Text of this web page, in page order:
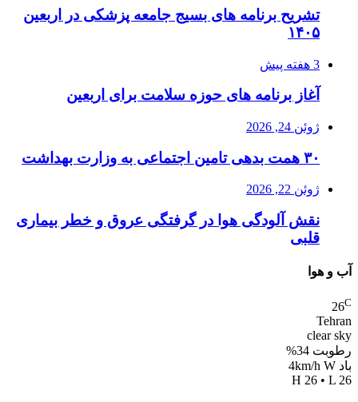
تشریح برنامه های بسیج جامعه پزشکی در اربعین
۱۴۰۵
3 هفته پیش
آغاز برنامه های حوزه سلامت برای اربعین
ژوئن 24, 2026
۳۰ همت بدهی تامین اجتماعی به وزارت بهداشت
ژوئن 22, 2026
نقش آلودگی هوا در گرفتگی عروق و خطر بیماری
قلبی
آب و هوا
26C
Tehran
clear sky
رطوبت 34%
باد 4km/h W
H 26 • L 26